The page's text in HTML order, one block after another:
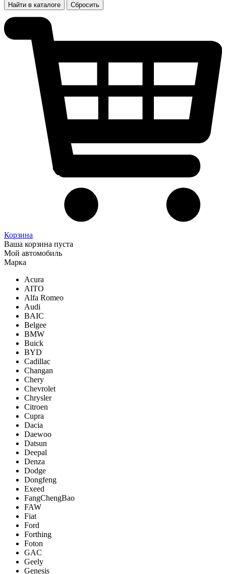
Найти в каталоге Сбросить
Корзина
Ваша корзина пуста
Мой автомобиль
Марка
Acura
AITO
Alfa Romeo
Audi
BAIC
Belgee
BMW
Buick
BYD
Cadillac
Changan
Chery
Chevrolet
Chrysler
Citroen
Cupra
Dacia
Daewoo
Datsun
Deepal
Denza
Dodge
Dongfeng
Exeed
FangChengBao
FAW
Fiat
Ford
Forthing
Foton
GAC
Geely
Genesis